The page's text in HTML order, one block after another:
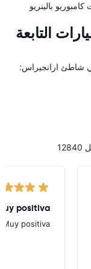
بالينريو
التابعة
شاطئ ارانجيراس:
positiva
Muy positiva